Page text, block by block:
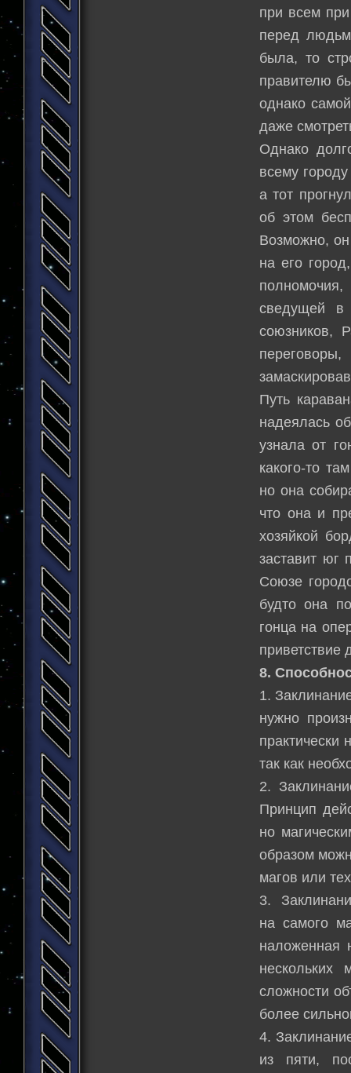
при всем
перед
была, то
правителю
однако
даже
Однако
всему
а тот
об этом
Возможно, он
на его
сведущей в
союзников,
Путь
надеялась
узнала от
какого-то
но она
что она и
хозяйкой
заставит юг
Союзе
будто она
гонца на
приветствие
8.
1.
нужно
практически
так как
2.
Принцип
но
образом
магов или
3.
на самого
наложенная
сложности
более
4.
из пяти,